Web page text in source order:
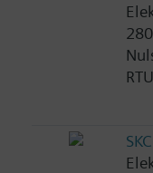
RTU